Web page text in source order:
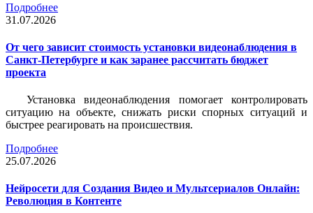
Подробнее
31.07.2026
От чего зависит стоимость установки видеонаблюдения в
Санкт-Петербурге и как заранее рассчитать бюджет
проекта
Установка видеонаблюдения помогает контролировать
ситуацию на объекте, снижать риски спорных ситуаций и
быстрее реагировать на происшествия.
Подробнее
25.07.2026
Нейросети для Создания Видео и Мультсериалов Онлайн:
Революция в Контенте